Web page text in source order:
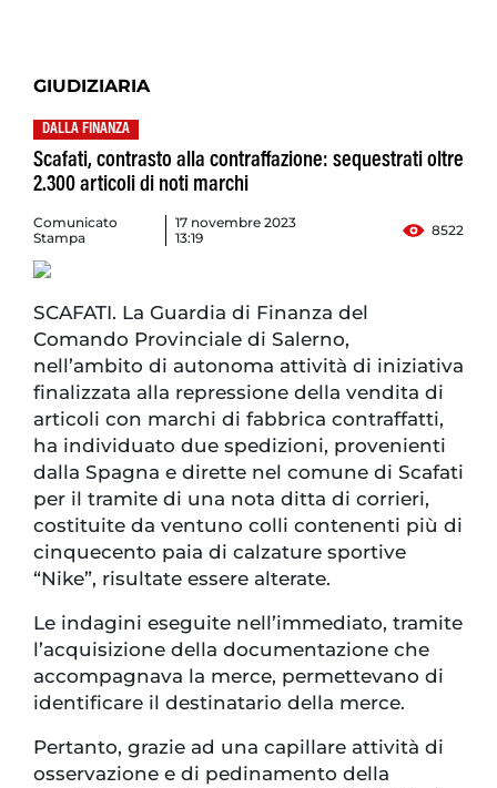
GIUDIZIARIA
DALLA FINANZA
Scafati, contrasto alla contraffazione: sequestrati oltre
2.300 articoli di noti marchi
Comunicato
Stampa
17 novembre 2023
13:19
8522
SCAFATI. La Guardia di Finanza del
Comando Provinciale di Salerno,
nell’ambito di autonoma attività di iniziativa
finalizzata alla repressione della vendita di
articoli con marchi di fabbrica contraffatti,
ha individuato due spedizioni, provenienti
dalla Spagna e dirette nel comune di Scafati
per il tramite di una nota ditta di corrieri,
costituite da ventuno colli contenenti più di
cinquecento paia di calzature sportive
“Nike”, risultate essere alterate.
Le indagini eseguite nell’immediato, tramite
l’acquisizione della documentazione che
accompagnava la merce, permettevano di
identificare il destinatario della merce.
Pertanto, grazie ad una capillare attività di
osservazione e di pedinamento della